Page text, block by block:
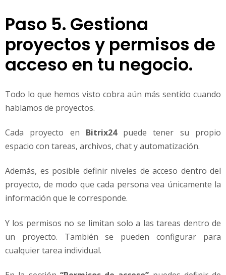
Paso 5. Gestiona
proyectos y permisos de
acceso en tu negocio.
Todo lo que hemos visto cobra aún más sentido cuando
hablamos de proyectos.
Cada proyecto en Bitrix24puede tener su propio
espacio con tareas, archivos, chat y automatización.
Además, es posible definir niveles de acceso dentro del
proyecto, de modo que cada persona vea únicamente la
información que le corresponde.
Y los permisos no se limitan solo a las tareas dentro de
un proyecto. También se pueden configurar para
cualquier tarea individual.